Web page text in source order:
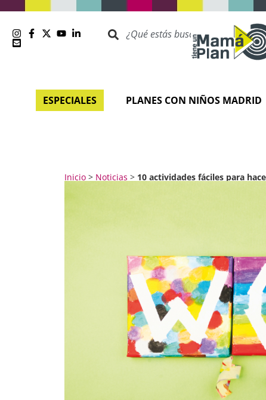
ESPECIALES PLANES CON NIÑOS MADRID
Inicio> Noticias > 10 actividades fáciles para